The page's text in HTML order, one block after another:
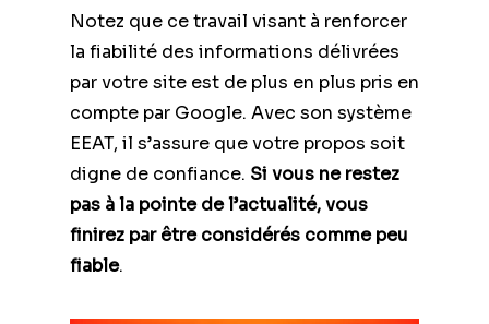
Notez que ce travail visant à renforcer
la fiabilité des informations délivrées
par votre site est de plus en plus pris en
compte par Google. Avec son système
EEAT, il s’assure que votre propos soit
digne de confiance. Si vous ne restez
pas à la pointe de l’actualité, vous
finirez par être considérés comme peu
fiable.